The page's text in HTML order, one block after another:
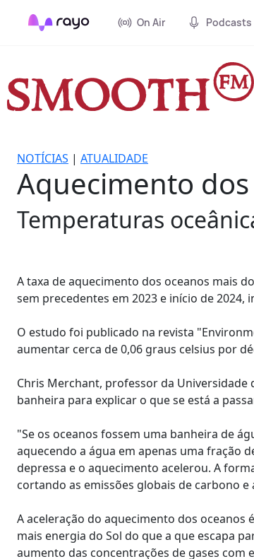
On Air Podcasts
NOTÍCIAS | ATUALIDADE
Aquecimento
Temperaturas
A taxa de aquecimento dos oceanos mais
sem precedentes em 2023 e início de
O estudo foi publicado na revista
aumentar cerca de 0,06 graus celsius por
Chris Merchant, professor da
banheira para explicar o que se está a
"Se os oceanos fossem uma banheira de
aquecendo a água em apenas uma fração
depressa e o aquecimento acelerou. A
cortando as emissões globais de carbono
A aceleração do aquecimento dos
mais energia do Sol do que a que escapa
aumento das concentrações de gases